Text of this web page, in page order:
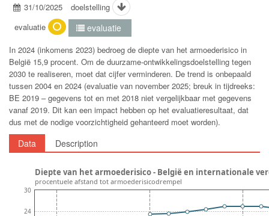
31/10/2025
doelstelling
evaluatie
evaluatie
In 2024 (inkomens 2023) bedroeg de diepte van het armoederisico in
België 15,9 procent. Om de duurzame-ontwikkelingsdoelstelling tegen
2030 te realiseren, moet dat cijfer verminderen. De trend is onbepaald
tussen 2004 en 2024 (evaluatie van november 2025; breuk in tijdreeks:
BE 2019 – gegevens tot en met 2018 niet vergelijkbaar met gegevens
vanaf 2019. Dit kan een impact hebben op het evaluatieresultaat, dat
dus met de nodige voorzichtigheid gehanteerd moet worden).
Data Description
24
30
Diepte van het armoederisico - België en internationale
procentuele afstand tot armoederisicodrempel